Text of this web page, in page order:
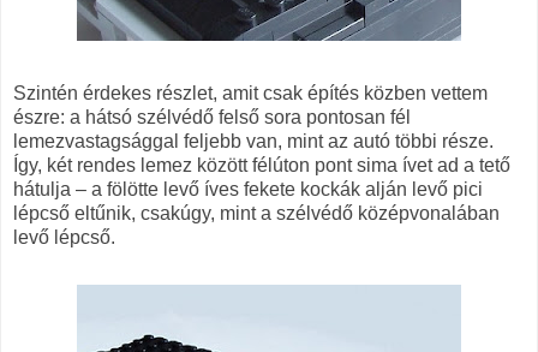
Szintén érdekes részlet, amit csak építés közben vettem
észre: a hátsó szélvédő felső sora pontosan fél
lemezvastagsággal feljebb van, mint az autó többi része.
Így, két rendes lemez között félúton pont sima ívet ad a tető
hátulja – a fölötte levő íves fekete kockák alján levő pici
lépcső eltűnik, csakúgy, mint a szélvédő középvonalában
levő lépcső.